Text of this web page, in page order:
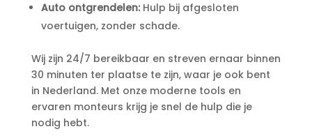
Auto ontgrendelen:Hulp bij afgesloten
voertuigen, zonder schade.
Wij zijn 24/7 bereikbaar en streven ernaar binnen
30 minuten ter plaatse te zijn, waar je ook bent
in Nederland. Met onze moderne tools en
ervaren monteurs krijg je snel de hulp die je
nodig hebt.